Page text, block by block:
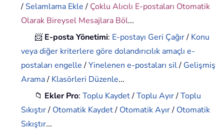
/ Selamlama Ekle/ Çoklu Alıcılı E-postaları Otomatik
Olarak Bireysel Mesajlara Böl...
📨 E-posta Yönetimi: E-postayı Geri Çağır/ Konu
veya diğer kriterlere göre dolandırıcılık amaçlı e-
postaları engelle/Yinelenen e-postaları sil/ Gelişmiş
Arama/ Klasörleri Düzenle...
📁 Ekler Pro:Toplu Kaydet/Toplu Ayır/Toplu
Sıkıştır/ Otomatik Kaydet/ Otomatik Ayır/ Otomatik
Sıkıştır...